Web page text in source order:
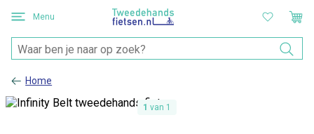
Menu
Home
1 van 1